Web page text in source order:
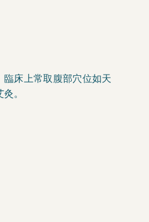
床上常取腹部穴位如天
。